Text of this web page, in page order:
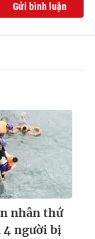
Gửi bình luận
nhân thứ
4 người bị